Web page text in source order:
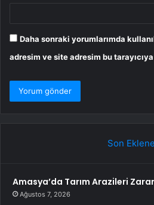
Daha sonraki yorumlarımda
adresim ve site adresim bu
Son
Amasya’da Tarım Arazileri
Ağustos 7, 2026